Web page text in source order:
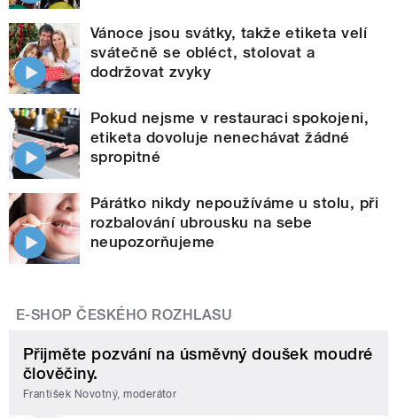
Vánoce jsou svátky, takže etiketa velí
svátečně se obléct, stolovat a
dodržovat zvyky
Pokud nejsme v restauraci spokojeni,
etiketa dovoluje nenechávat žádné
spropitné
Párátko nikdy nepoužíváme u stolu, při
rozbalování ubrousku na sebe
neupozorňujeme
E-SHOP ČESKÉHO ROZHLASU
Přijměte pozvání na úsměvný doušek moudré
člověčiny.
František Novotný, moderátor